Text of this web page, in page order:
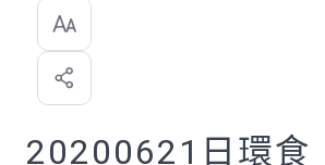
選
喜
歡
20200621日環食